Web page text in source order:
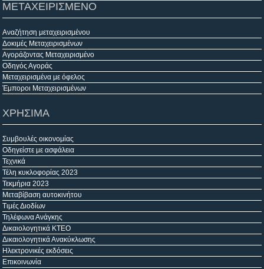
ΜΕΤΑΧΕΙΡΙΣΜΕΝΟ
Αναζήτηση μεταχειρισμένου
Δοκιμές Μεταχειρισμένων
Αγοράζοντας Μεταχειρισμένο
Οδηγός Αγοράς
Μεταχειρισμένα με όφελος
Έμποροι Μεταχειρισμένων
ΧΡΗΣΙΜΑ
Συμβουλές οικονομίας
Οδηγείστε με ασφάλεια
Τεχνικά
Τέλη κυκλοφορίας 2023
Τεκμήρια 2023
Μεταβίβαση αυτοκινήτου
Τιμές Διοδίων
Τηλέφωνα Ανάγκης
Δικαιολογητικά ΚΤΕΟ
Δικαιολογητικά Ανακύκλωσης
Ηλεκτρονικές εκδόσεις
Επικοινωνία